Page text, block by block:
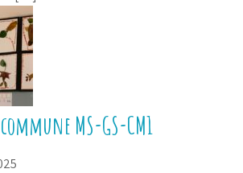
MS-GS-CM1